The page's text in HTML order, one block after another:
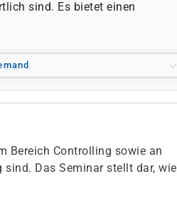
sind. Es bietet einen
Bereich Controlling sowie an
Das Seminar stellt dar, wie